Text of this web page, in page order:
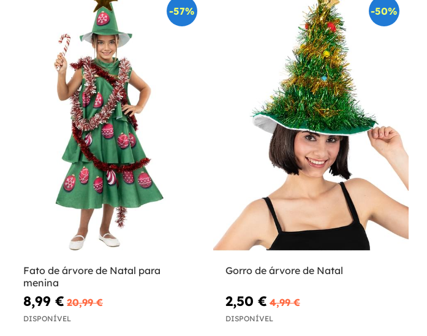
-57%
Fato de árvore de Natal para
menina
8,99 € 20,99 €
DISPONÍVEL
-50%
Gorro de árvore de Natal
2,50 € 4,99 €
DISPONÍVEL